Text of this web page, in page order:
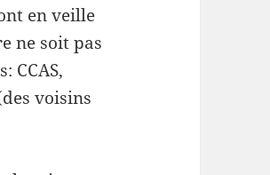
en veille
ne soit pas
CCAS,
voisins